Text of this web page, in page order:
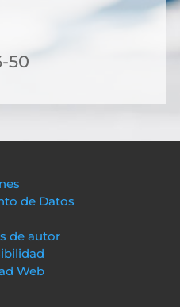
50
de Datos
de autor
Web